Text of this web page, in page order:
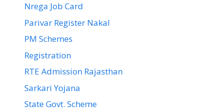
Nrega Job Card
Parivar Register Nakal
PM Schemes
Registration
RTE Admission Rajasthan
Sarkari Yojana
State Govt. Scheme